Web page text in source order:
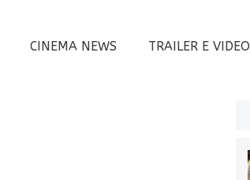
CINEMA NEWS TRAILER E VIDEO